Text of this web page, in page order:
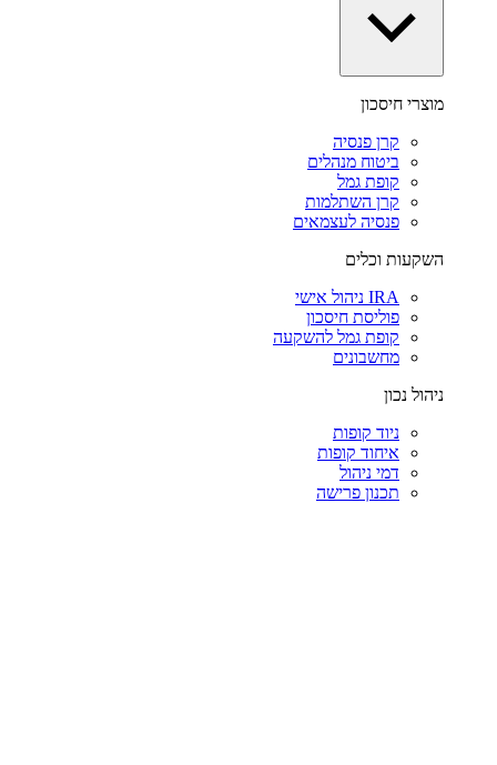
מוצרי חיסכון
קרן פנסיה
ביטוח מנהלים
קופת גמל
קרן השתלמות
פנסיה לעצמאים
השקעות וכלים
IRA ניהול אישי
פוליסת חיסכון
קופת גמל להשקעה
מחשבונים
ניהול נכון
ניוד קופות
איחוד קופות
דמי ניהול
תכנון פרישה